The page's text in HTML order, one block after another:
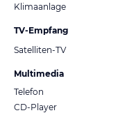
Klimaanlage
TV-Empfang
Satelliten-TV
Multimedia
Telefon
CD-Player